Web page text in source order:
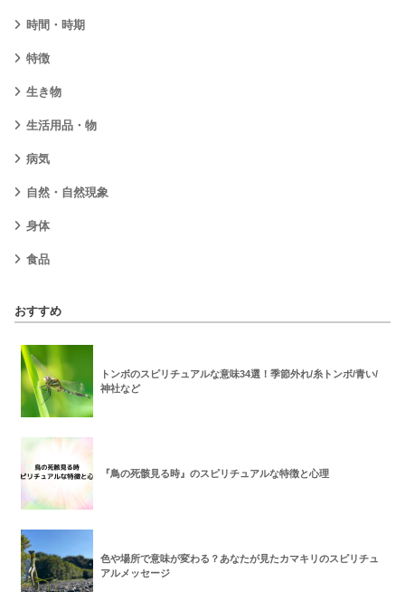
時間・時期
特徴
生き物
生活用品・物
病気
自然・自然現象
身体
食品
おすすめ
トンボのスピリチュアルな意味34選！季節外れ/糸トンボ/青い/
神社など
『鳥の死骸見る時』のスピリチュアルな特徴と心理
色や場所で意味が変わる？あなたが見たカマキリのスピリチュ
アルメッセージ